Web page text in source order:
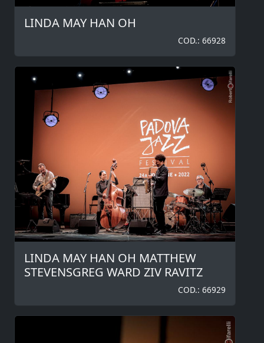
LINDA MAY HAN OH
COD.: 66928
LINDA MAY HAN OH MATTHEW
STEVENSGREG WARD ZIV RAVITZ
COD.: 66929